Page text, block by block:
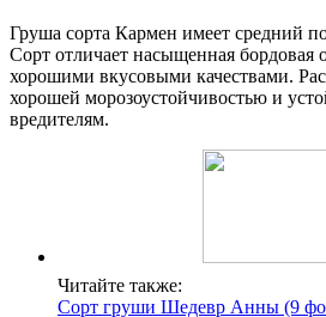
Груша сорта Кармен имеет средний
Сорт отличает насыщенная бордовая
хорошими вкусовыми качествами.
хорошей морозоустойчивостью и
вредителям.
Читайте также:
Сорт груши Шедевр Анны (9